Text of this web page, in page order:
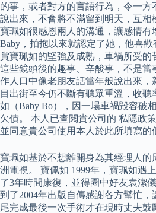
的事，或者對方的言語行為，令一
說出來，不會將不滿留到明天，互相
寶珮如很感恩兩人的溝通，讓感情有
Baby，拍拖以來就認定了她，他喜
賞寶珮如的堅強及成熟，車禍所受的
這些鏡頭後的趣事、辛酸事，不是當
作人口中像老朋友話當年般說出來，
目出街至今仍不斷有聽眾重溫，收聽
如（Baby Bo），因一場車禍毀容破
欠債。 本人已查閱貴公司的 私隱政
並同意貴公司使用本人於此所填寫的
寶珮如基於不想離開身為其經理人的
洲電視。 寶佩如 1999年，寶珮如遇
了3年時間康復，並得圈中好友袁潔
到了2004年出版自傳感謝各方幫忙，
尾完成最後一次手術才在現時丈夫鼓